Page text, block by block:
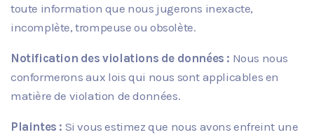
toute information que nous jugerons inexacte,
incomplète, trompeuse ou obsolète.
Notification des violations de données : Nous nous
conformerons aux lois qui nous sont applicables en
matière de violation de données.
Plaintes : Si vous estimez que nous avons enfreint une